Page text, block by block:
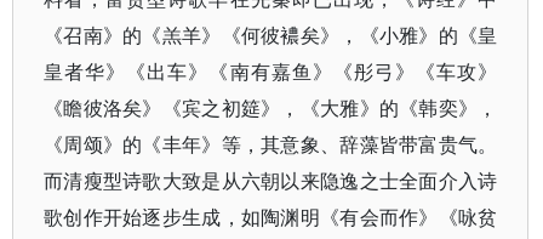
《召南》的《羔羊》《何彼襛矣》，《小雅》的《皇
皇者华》《出车》《南有嘉鱼》《彤弓》《车攻》
《瞻彼洛矣》《宾之初筵》，《大雅》的《韩奕》，
《周颂》的《丰年》等，其意象、辞藻皆带富贵气。
而清瘦型诗歌大致是从六朝以来隐逸之士全面介入诗
歌创作开始逐步生成，如陶渊明《有会而作》《咏贫